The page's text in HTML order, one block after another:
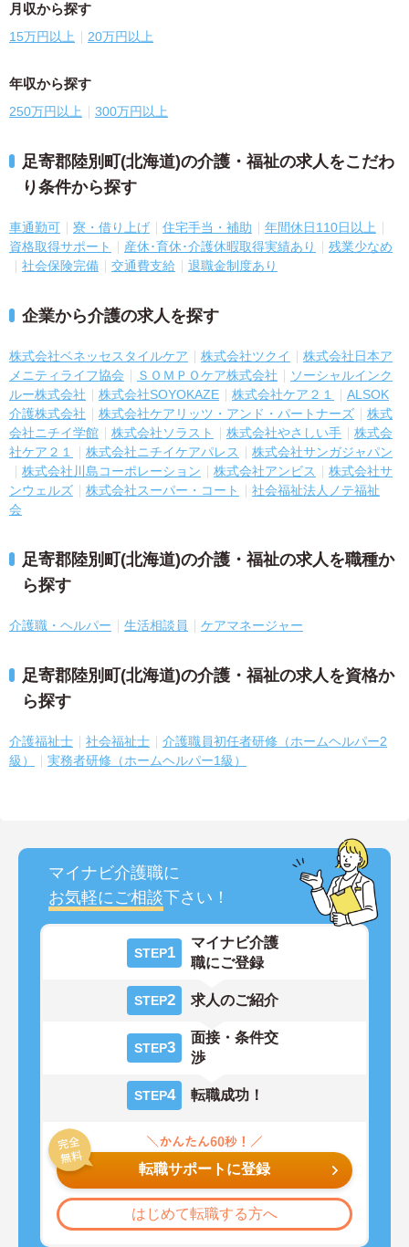
月収から探す
15万円以上 20万円以上
年収から探す
250万円以上 300万円以上
足寄郡陸別町(北海道)の介護・福祉の求人をこだわ
り条件から探す
車通勤可 寮・借り上げ 住宅手当・補助
年間休日110日以上
資格取得サポート
産休･育休･介護休暇取得実績あり
残業少なめ
社会保険完備
交通費支給 退職金制度あり
企業から介護の求人を探す
株式会社ベネッセスタイルケア 株式会社ツクイ
株式会社日本ア
メニティライフ協会
ＳＯＭＰＯケア株式会社
ソーシャルインク
ルー株式会社
株式会社SOYOKAZE 株式会社ケア２１
ALSOK
介護株式会社
株式会社ケアリッツ・アンド・パートナーズ
株式
会社ニチイ学館
株式会社ソラスト 株式会社やさしい手
株式会
社ケア２１
株式会社ニチイケアパレス
株式会社サンガジャパン
株式会社川島コーポレーション
株式会社アンビス
株式会社サ
ンウェルズ
株式会社スーパー・コート
社会福祉法人ノテ福祉
会
足寄郡陸別町(北海道)の介護・福祉の求人を職種か
ら探す
介護職・ヘルパー 生活相談員 ケアマネージャー
足寄郡陸別町(北海道)の介護・福祉の求人を資格か
ら探す
介護福祉士 社会福祉士
介護職員初任者研修（ホームヘルパー2
級）
実務者研修（ホームヘルパー1級）
マイナビ介護職に
お気軽にご相談下さい！
STEP1
マイナビ介護
職にご登録
STEP2 求人のご紹介
STEP3
面接・条件交
渉
STEP4 転職成功！
転職サポートに登録
はじめて転職する方へ